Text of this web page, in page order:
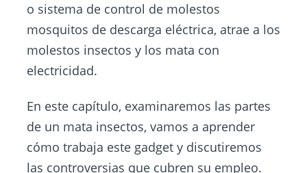
o sistema de control de molestos
mosquitos de descarga eléctrica, atrae a los
molestos insectos y los mata con
electricidad.
En este capítulo, examinaremos las partes
de un mata insectos, vamos a aprender
cómo trabaja este gadget y discutiremos
las controversias que cubren su empleo.